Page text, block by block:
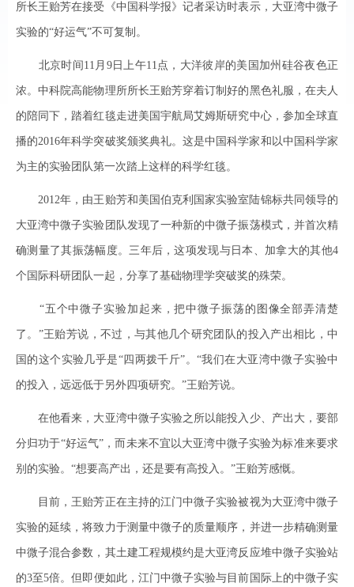
所长王贻芳在接受《中国科学报》记者采访时表示，大亚湾中微子
实验的“好运气”不可复制。
北京时间11月9日上午11点，大洋彼岸的美国加州硅谷夜色正
浓。中科院高能物理所所长王贻芳穿着订制好的黑色礼服，在夫人
的陪同下，踏着红毯走进美国宇航局艾姆斯研究中心，参加全球直
播的2016年科学突破奖颁奖典礼。这是中国科学家和以中国科学家
为主的实验团队第一次踏上这样的科学红毯。
2012年，由王贻芳和美国伯克利国家实验室陆锦标共同领导的
大亚湾中微子实验团队发现了一种新的中微子振荡模式，并首次精
确测量了其振荡幅度。三年后，这项发现与日本、加拿大的其他4
个国际科研团队一起，分享了基础物理学突破奖的殊荣。
“五个中微子实验加起来，把中微子振荡的图像全部弄清楚
了。”王贻芳说，不过，与其他几个研究团队的投入产出相比，中
国的这个实验几乎是“四两拨千斤”。“我们在大亚湾中微子实验中
的投入，远远低于另外四项研究。”王贻芳说。
在他看来，大亚湾中微子实验之所以能投入少、产出大，要部
分归功于“好运气”，而未来不宜以大亚湾中微子实验为标准来要求
别的实验。“想要高产出，还是要有高投入。”王贻芳感慨。
目前，王贻芳正在主持的江门中微子实验被视为大亚湾中微子
实验的延续，将致力于测量中微子的质量顺序，并进一步精确测量
中微子混合参数，其土建工程规模约是大亚湾反应堆中微子实验站
的3至5倍。但即便如此，江门中微子实验与目前国际上的中微子实